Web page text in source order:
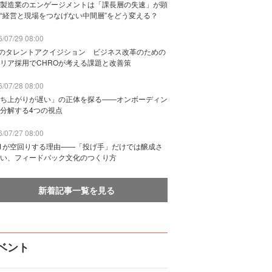
造業のエンゲージメントは「課長層の失速」が顕
営と現場をつなげない中間層”をどう変える？
07/29 08:00
タレントアクイジション ビジネス改革のための
ア採用でCHROが考える課題と改善策
07/28 08:00
上がりが遅い」の正体を探る——オンボーディン
解する4つの視点
07/27 08:00
が空回りする理由——「投げ手」だけでは醸成さ
、フィードバック文化のつくり方
新着記事一覧を見る
ント